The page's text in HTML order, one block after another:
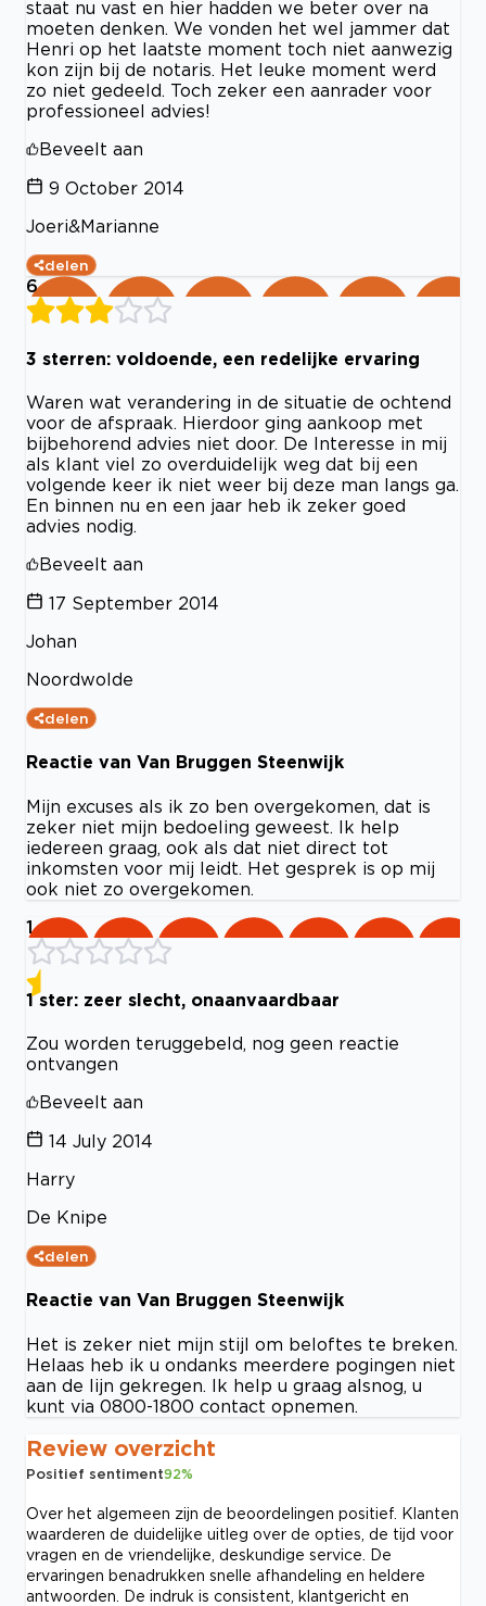
staat nu vast en hier hadden we beter over na
moeten denken. We vonden het wel jammer dat
Henri op het laatste moment toch niet aanwezig
kon zijn bij de notaris. Het leuke moment werd
zo niet gedeeld. Toch zeker een aanrader voor
professioneel advies!
Beveelt aan
9 October 2014
Joeri&Marianne
delen
6
3 sterren: voldoende, een redelijke ervaring
Waren wat verandering in de situatie de ochtend
voor de afspraak. Hierdoor ging aankoop met
bijbehorend advies niet door. De Interesse in mij
als klant viel zo overduidelijk weg dat bij een
volgende keer ik niet weer bij deze man langs ga.
En binnen nu en een jaar heb ik zeker goed
advies nodig.
Beveelt aan
17 September 2014
Johan
Noordwolde
delen
Reactie van Van Bruggen Steenwijk
Mijn excuses als ik zo ben overgekomen, dat is
zeker niet mijn bedoeling geweest. Ik help
iedereen graag, ook als dat niet direct tot
inkomsten voor mij leidt. Het gesprek is op mij
ook niet zo overgekomen.
1
1 ster: zeer slecht, onaanvaardbaar
Zou worden teruggebeld, nog geen reactie
ontvangen
Beveelt aan
14 July 2014
Harry
De Knipe
delen
Reactie van Van Bruggen Steenwijk
Het is zeker niet mijn stijl om beloftes te breken.
Helaas heb ik u ondanks meerdere pogingen niet
aan de lijn gekregen. Ik help u graag alsnog, u
kunt via 0800-1800 contact opnemen.
Review overzicht
Positief sentiment92%
Over het algemeen zijn de beoordelingen positief. Klanten
waarderen de duidelijke uitleg over de opties, de tijd voor
vragen en de vriendelijke, deskundige service. De
ervaringen benadrukken snelle afhandeling en heldere
antwoorden. De indruk is consistent, klantgericht en